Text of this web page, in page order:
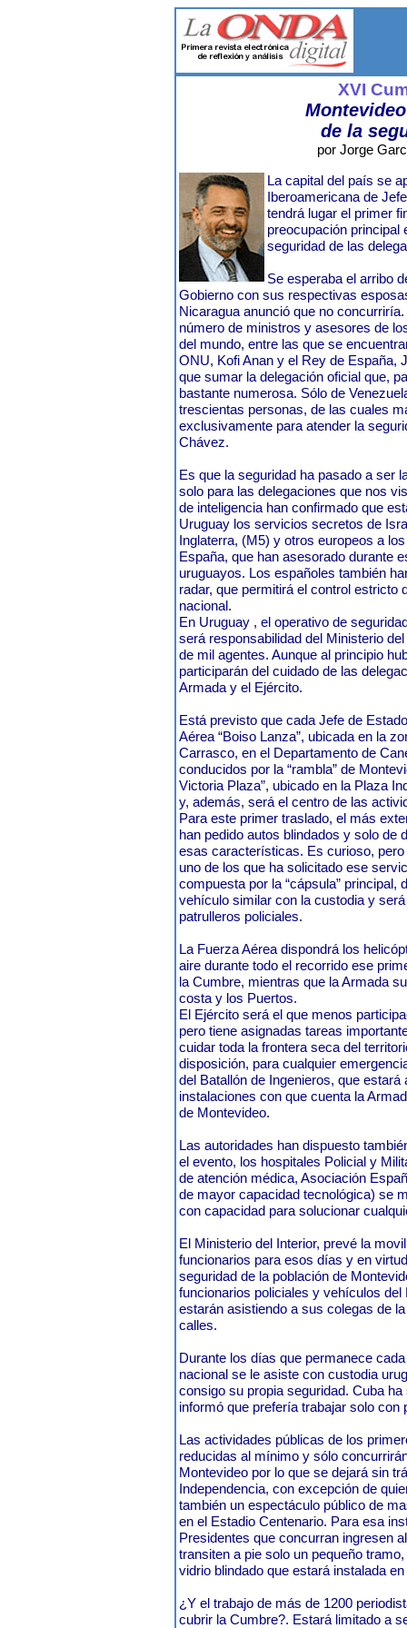
XVI
de la
por Jorge
La capital del país se
Iberoamericana de
tendrá lugar el primer
preocupación principal
seguridad de las
Se esperaba el arribo
Gobierno con sus respectivas
Nicaragua anunció que no
número de ministros y asesores de
del mundo, entre las que se
ONU, Kofi Anan y el Rey de España,
que sumar la delegación oficial que,
bastante numerosa. Sólo de
trescientas personas, de las cuales
exclusivamente para atender la
Chávez.
Es que la seguridad ha pasado a ser
solo para las delegaciones que nos
de inteligencia han confirmado que
Uruguay los servicios secretos de
Inglaterra, (M5) y otros europeos a
España, que han asesorado durante
uruguayos. Los españoles también
radar, que permitirá el control estricto
nacional.
En Uruguay , el operativo de
será responsabilidad del Ministerio
de mil agentes. Aunque al principio
participarán del cuidado de las
Armada y el Ejército.
Está previsto que cada Jefe de
Aérea “Boiso Lanza”, ubicada en la
Carrasco, en el Departamento de
conducidos por la “rambla” de
Victoria Plaza”, ubicado en la Plaza
y, además, será el centro de las
Para este primer traslado, el más
han pedido autos blindados y solo de
esas características. Es curioso,
uno de los que ha solicitado ese
compuesta por la “cápsula” principal,
vehículo similar con la custodia y
patrulleros policiales.
La Fuerza Aérea dispondrá los
aire durante todo el recorrido ese
la Cumbre, mientras que la Armada
costa y los Puertos.
El Ejército será el que menos
pero tiene asignadas tareas
cuidar toda la frontera seca del
disposición, para cualquier
del Batallón de Ingenieros, que
instalaciones con que cuenta la
de Montevideo.
Las autoridades han dispuesto
el evento, los hospitales Policial y
de atención médica, Asociación
de mayor capacidad tecnológica) se
con capacidad para solucionar
El Ministerio del Interior, prevé la
funcionarios para esos días y en
seguridad de la población de
funcionarios policiales y vehículos
estarán asistiendo a sus colegas de
calles.
Durante los días que permanece
nacional se le asiste con custodia
consigo su propia seguridad. Cuba
informó que prefería trabajar solo con
Las actividades públicas de los
reducidas al mínimo y sólo
Montevideo por lo que se dejará sin
Independencia, con excepción de
también un espectáculo público de
en el Estadio Centenario. Para esa
Presidentes que concurran ingresen
transiten a pie solo un pequeño
vidrio blindado que estará instalada
¿Y el trabajo de más de 1200
cubrir la Cumbre?. Estará limitado a